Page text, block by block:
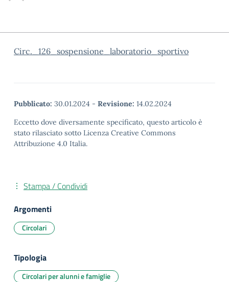
Circ._126_sospensione_laboratorio_sportivo
Pubblicato: 30.01.2024 - Revisione: 14.02.2024
Eccetto dove diversamente specificato, questo articolo è
stato rilasciato sotto Licenza Creative Commons
Attribuzione 4.0 Italia.
Stampa / Condividi
Argomenti
Circolari
Tipologia
Circolari per alunni e famiglie